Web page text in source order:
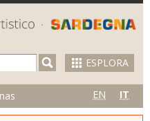
ESPLORA
EN IT